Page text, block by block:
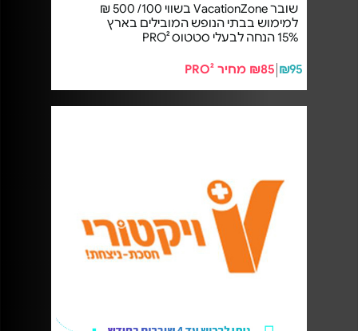
שובר VacationZone בשווי 100/ 500 ₪
למימוש בבתי הנופש המובילים בארץ
15% הנחה לבעלי סטטוס PRO²
₪95 ₪85 מחיר PRO²